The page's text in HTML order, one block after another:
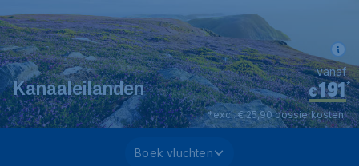
Kanaaleilanden €191*
vanaf
*excl. € 25,90 dossierkosten.
Boek vluchten